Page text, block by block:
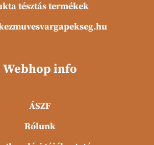
tésztás termékek
Webhop info
ÁSZF
Rólunk